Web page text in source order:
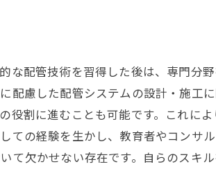
な配管技術を習得した後は、専門分
配慮した配管システムの設計・施工
役割に進むことも可能です。これに
の経験を生かし、教育者やコンサ
て欠かせない存在です。自らのスキ